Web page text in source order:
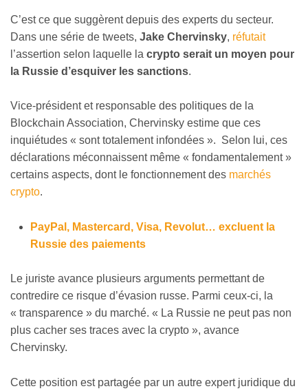
C’est ce que suggèrent depuis des experts du secteur.
Dans une série de tweets, Jake Chervinsky, réfutait
l’assertion selon laquelle la crypto serait un moyen pour
la Russie d’esquiver les sanctions.
Vice-président et responsable des politiques de la
Blockchain Association, Chervinsky estime que ces
inquiétudes « sont totalement infondées ». Selon lui, ces
déclarations méconnaissent même « fondamentalement »
certains aspects, dont le fonctionnement des marchés
crypto.
PayPal, Mastercard, Visa, Revolut… excluent la
Russie des paiements
Le juriste avance plusieurs arguments permettant de
contredire ce risque d’évasion russe. Parmi ceux-ci, la
« transparence » du marché. « La Russie ne peut pas non
plus cacher ses traces avec la crypto », avance
Chervinsky.
Cette position est partagée par un autre expert juridique du